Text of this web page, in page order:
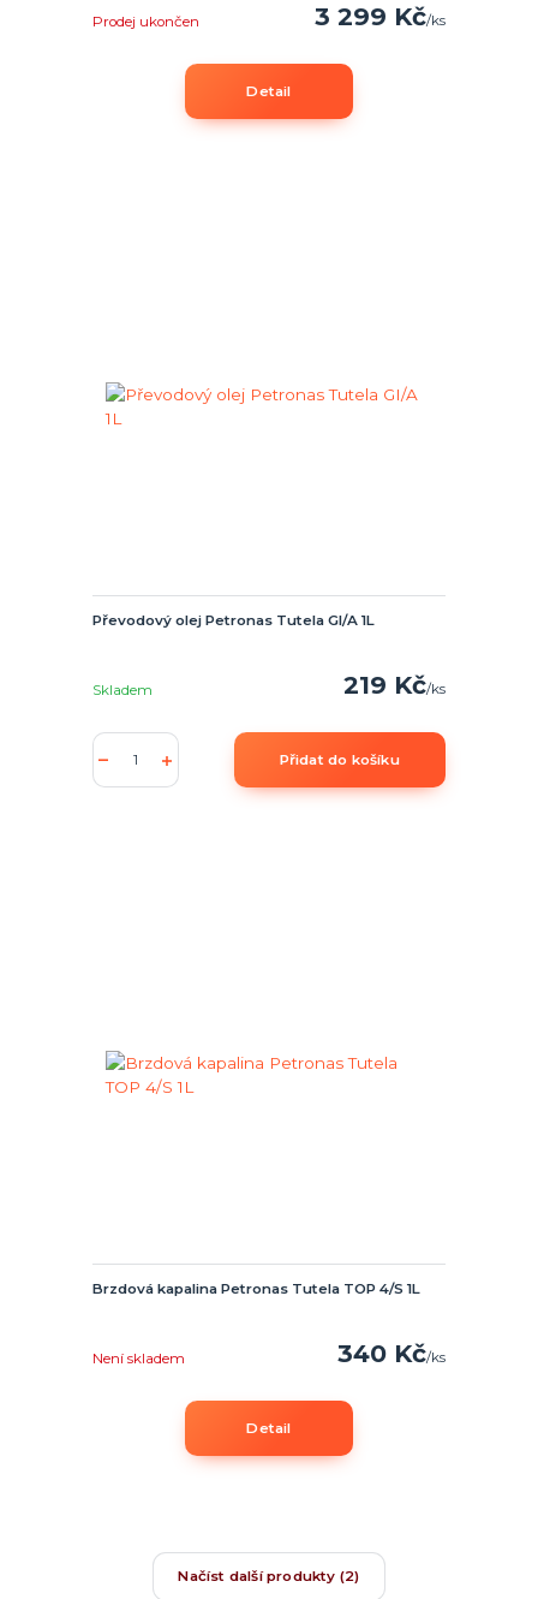
3 299 Kč/ks
Prodej ukončen
Detail
Převodový olej Petronas Tutela GI/A 1L
219 Kč/ks
Skladem
Přidat do košíku
Brzdová kapalina Petronas Tutela TOP 4/S 1L
340 Kč/ks
Není skladem
Detail
Načíst další produkty (2)